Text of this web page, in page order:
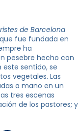
de Barcelona
fue fundada en
ha
pesebre hecho con
este sentido, se
vegetales. Las
a mano en un
tres escenas
de los pastores; y